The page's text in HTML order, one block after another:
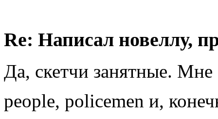
Re: Написал новеллу,
Да, скетчи занятные.
people, policemen и,